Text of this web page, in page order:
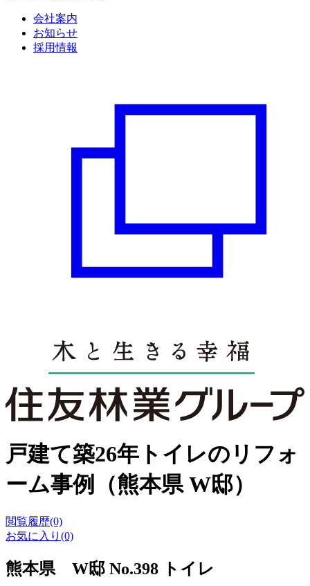
会社案内
お知らせ
採用情報
戸建て築26年トイレのリフォ
ーム事例（熊本県 W邸）
閲覧履歴(0)
お気に入り(0)
熊本県 W邸 No.398 トイレ